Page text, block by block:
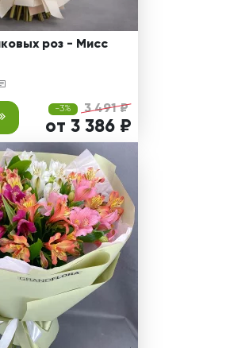
роз - Мисс
-3% 3 491 ₽
от 3 386 ₽